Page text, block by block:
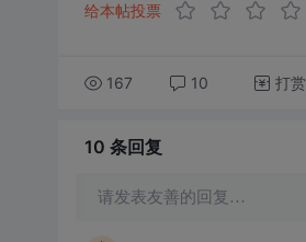
给本帖投票
167 10 打赏
10 条回复
请发表友善的回复…